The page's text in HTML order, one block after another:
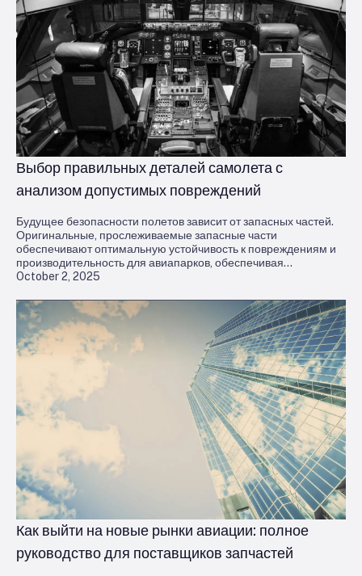
October 2, 2025
Выбор правильных деталей самолета с
анализом допустимых повреждений
Будущее безопасности полетов зависит от запасных частей.
Оригинальные, прослеживаемые запасные части
обеспечивают оптимальную устойчивость к повреждениям и
производительность для авиапарков, обеспечивая
максимальную безопасность и эффективность закупок.
Как выйти на новые рынки авиации: полное
руководство для поставщиков запчастей